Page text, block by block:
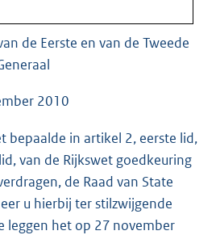
de Eerste en van de Tweede
2010
bepaalde in artikel 2, eerste lid,
van de Rijkswet goedkeuring
de Raad van State
u hierbij ter stilzwijgende
leggen het op 27 november